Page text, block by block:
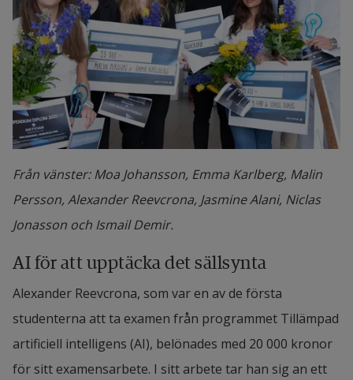
Från vänster: Moa Johansson, Emma Karlberg, Malin
Persson, Alexander Reevcrona, Jasmine Alani, Niclas
Jonasson och Ismail Demir.
AI för att upptäcka det sällsynta
Alexander Reevcrona, som var en av de första
studenterna att ta examen från programmet Tillämpad
artificiell intelligens (AI), belönades med 20 000 kronor
för sitt examensarbete. I sitt arbete tar han sig an ett